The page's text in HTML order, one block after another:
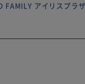
FAMILY アイリスプラ